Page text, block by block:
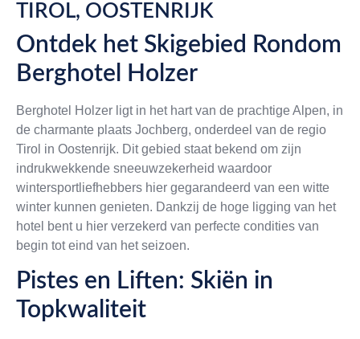
TIROL, OOSTENRIJK
Ontdek het Skigebied Rondom
Berghotel Holzer
Berghotel Holzer ligt in het hart van de prachtige Alpen, in
de charmante plaats Jochberg, onderdeel van de regio
Tirol in Oostenrijk. Dit gebied staat bekend om zijn
indrukwekkende sneeuwzekerheid waardoor
wintersportliefhebbers hier gegarandeerd van een witte
winter kunnen genieten. Dankzij de hoge ligging van het
hotel bent u hier verzekerd van perfecte condities van
begin tot eind van het seizoen.
Pistes en Liften: Skiën in
Topkwaliteit